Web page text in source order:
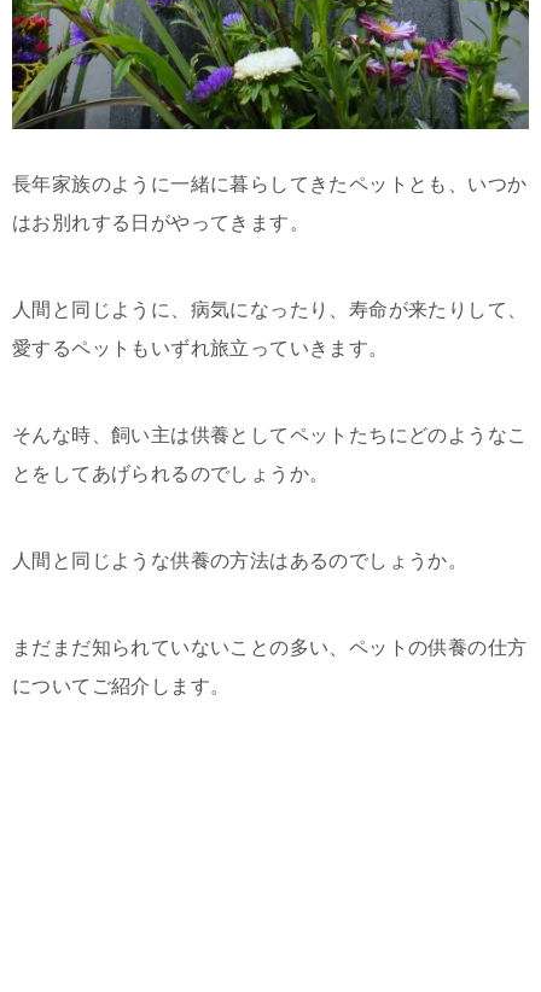
長年家族のように一緒に暮らしてきたペットとも、いつか
はお別れする日がやってきます。
人間と同じように、病気になったり、寿命が来たりして、
愛するペットもいずれ旅立っていきます。
そんな時、飼い主は供養としてペットたちにどのようなこ
とをしてあげられるのでしょうか。
人間と同じような供養の方法はあるのでしょうか。
まだまだ知られていないことの多い、ペットの供養の仕方
についてご紹介します。